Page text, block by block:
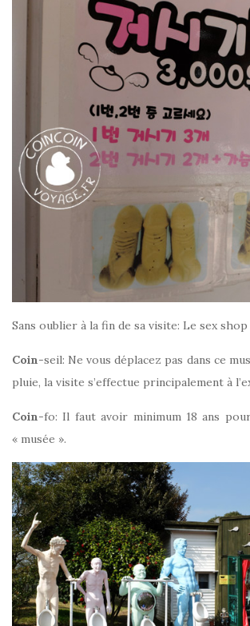
Sans oublier à la fin de sa visite: Le sex shop
Coin-seil: Ne vous déplacez pas dans ce
pluie, la visite s’effectue principalement à
Coin-fo: Il faut avoir minimum 18 ans
« musée ».